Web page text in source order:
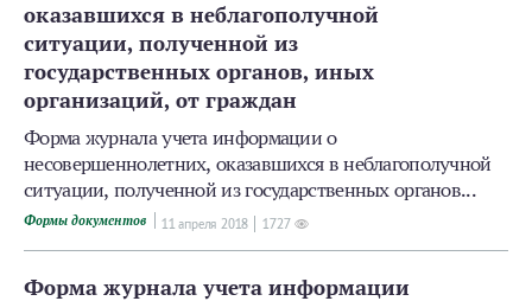
оказавшихся в неблагополучной
ситуации, полученной из
государственных органов, иных
организаций, от граждан
Форма журнала учета информации о
несовершеннолетних, оказавшихся в неблагополучной
ситуации, полученной из государственных органов...
Формы документов 11 апреля 2018 1727
Форма журнала учета информации